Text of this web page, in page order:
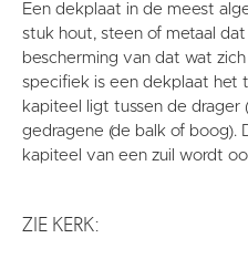
Een dekplaat in de meest
stuk hout, steen of metaal
bescherming van dat wat
specifiek is een dekplaat het
kapiteel ligt tussen de drager
gedragene (de balk of boog).
kapiteel van een zuil wordt
ZIE KERK: